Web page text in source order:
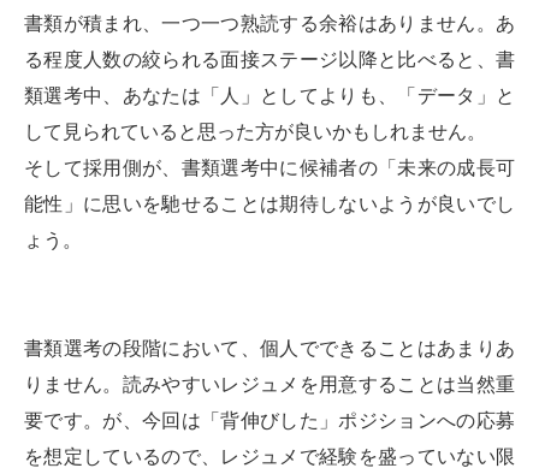
書類が積まれ、一つ一つ熟読する余裕はありません。あ
る程度人数の絞られる面接ステージ以降と比べると、書
類選考中、あなたは「人」としてよりも、「データ」と
して見られていると思った方が良いかもしれません。
そして採用側が、書類選考中に候補者の「未来の成長可
能性」に思いを馳せることは期待しないようが良いでし
ょう。
書類選考の段階において、個人でできることはあまりあ
りません。読みやすいレジュメを用意することは当然重
要です。が、今回は「背伸びした」ポジションへの応募
を想定しているので、レジュメで経験を盛っていない限